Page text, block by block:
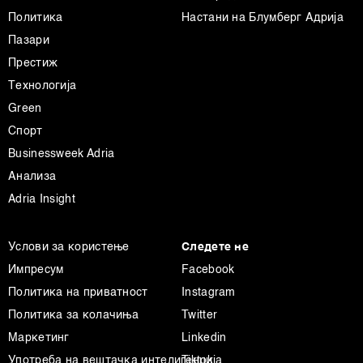
. Повеќе за податоците кои ги
обработуваме како и за вашите права прочитајте во
нашата
други слични технологии во
колачиња
повторно да ги ажурирате со клик на „Прикажи ги
ја повлечете без негативни последици.
Политика
Пазари
Престиж
Технологија
Green
Спорт
Businessweek Adria
Анализа
Adria Insight
Настани на Блумберг Адрија
Услови за користење
Импресум
Политика на приватност
Политика за колачиња
Маркетинг
Употреба на вештачка интелигенција
Следете не
Facebook
Instagram
Twitter
Linkedin
Tiktok